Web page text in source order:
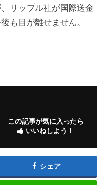
リップル社が国際送金
も目が離せません。
この記事が気に入ったら
いいねしよう！
シェア